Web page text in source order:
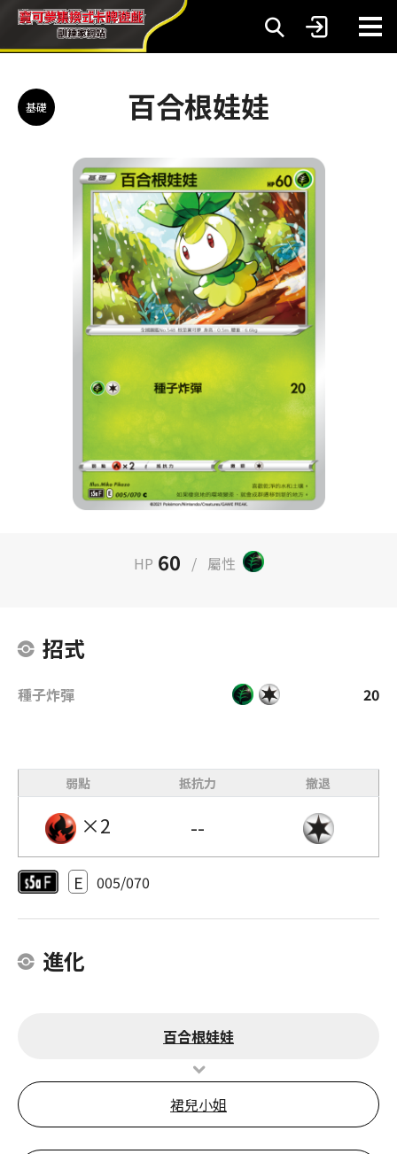
基礎 百合根娃娃
HP 60 / 屬性
招式
種子炸彈 20
弱點 抵抗力 撤退
×2 --
E 005/070
進化
百合根娃娃
裙兒小姐